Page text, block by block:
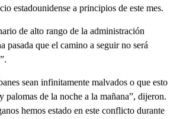
estadounidense a principios de este mes.
de alto rango de la administración
pasada que el camino a seguir no será
sean infinitamente malvados o que esto
palomas de la noche a la mañana”, dijeron.
hemos estado en este conflicto durante